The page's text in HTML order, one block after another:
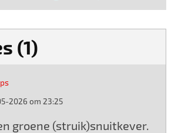
(1)
2026 om 23:25
groene (struik)snuitkever.